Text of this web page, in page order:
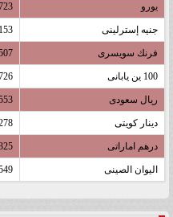
يورو
جنيه إسترلينى
فرنك سويسرى
100 ين يابانى
ريال سعودى
دينار كويتى
درهم اماراتى
اليوان الصينى